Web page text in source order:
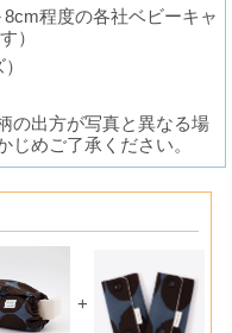
程度の各社ベビーキャ
）
の出方が写真と異なる場
じめご了承ください。
+